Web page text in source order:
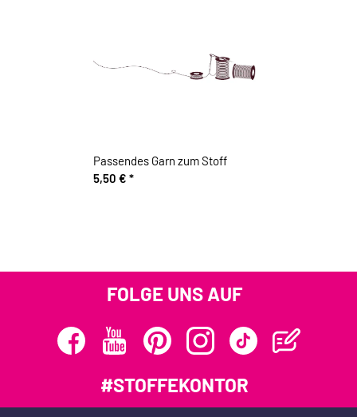
Passendes Garn zum Stoff
5,50 € *
FOLGE UNS AUF
#STOFFEKONTOR